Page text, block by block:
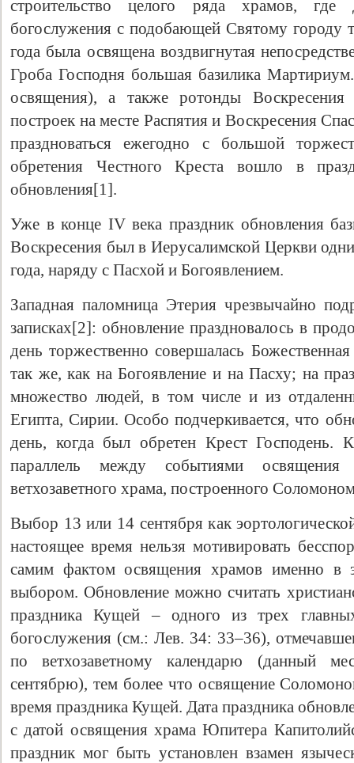
строительство целого ряда храмов,
богослужения с подобающей Святому городу
года была освящена воздвигнутая
Гроба Господня большая базилика
освящения), а также ротонды
построек на месте Распятия и Воскресения
праздноваться ежегодно с большой
обретения Честного Креста вошло в
обновления[1].
Уже в конце IV века праздник обновления
Воскресения был в Иерусалимской Церкви
года, наряду с Пасхой и Богоявлением.
Западная паломница Этерия чрезвычайно
записках[2]: обновление праздновалось в
день торжественно совершалась
так же, как на Богоявление и на Пасху; на
множество людей, в том числе и из
Египта, Сирии. Особо подчеркивается, что
день, когда был обретен Крест Господень.
параллель между событиями освящения
ветхозаветного храма, построенного
Выбор 13 или 14 сентября как
настоящее время нельзя мотивировать
самим фактом освящения храмов именно в
выбором. Обновление можно считать
праздника Кущей – одного из трех главных
богослужения (см.: Лев. 34: 33–36),
по ветхозаветному календарю (данный
сентябрю), тем более что освящение
время праздника Кущей. Дата праздника
с датой освящения храма Юпитера
праздник мог быть установлен взамен